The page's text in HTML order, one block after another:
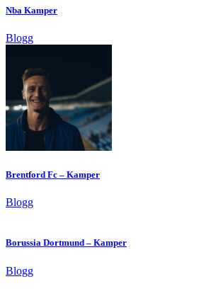
Nba Kamper
Blogg
Brentford Fc – Kamper
Blogg
Borussia Dortmund – Kamper
Blogg